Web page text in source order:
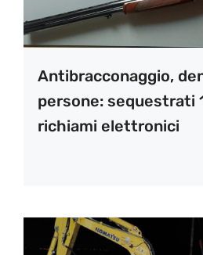
Antibracconaggio,
persone: sequestrati
richiami elettronici